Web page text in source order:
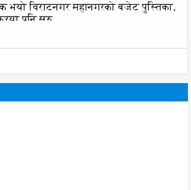
भयो विराटनगर महानगरको बजेट पुस्तिका,
पनि सुरु